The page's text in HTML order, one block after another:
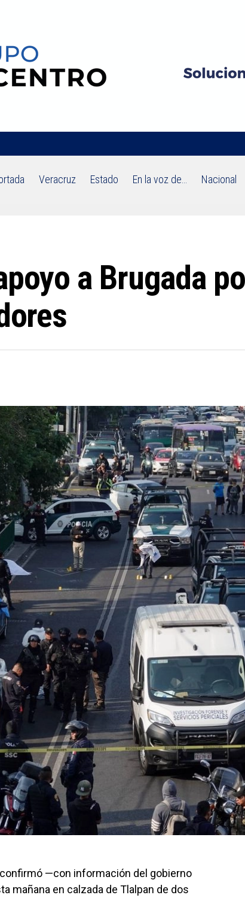
Veracruz Estado En la voz de… Nacional
a Brugada
—con información del gobierno
mañana en calzada de Tlalpan de dos